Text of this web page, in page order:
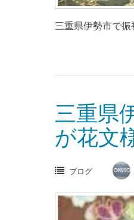
三重県伊勢市で
三重県
が花文
ブログ